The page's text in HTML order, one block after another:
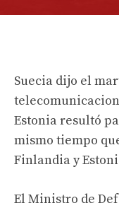
Suecia dijo el
Estonia resultó
mismo tiempo
Finlandia y
El Ministro de